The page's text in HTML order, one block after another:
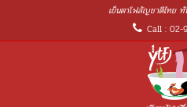
เย็นตาโฟสัญชาติไทย
Call : 02-